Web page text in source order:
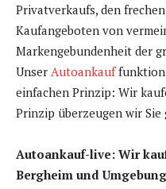
Privatverkaufs, den
Kaufangeboten von
Markengebundenheit der
Unser Autoankauf
einfachen Prinzip: Wir
Prinzip überzeugen wir Sie
Autoankauf-live: Wir
Bergheim und Umgebung